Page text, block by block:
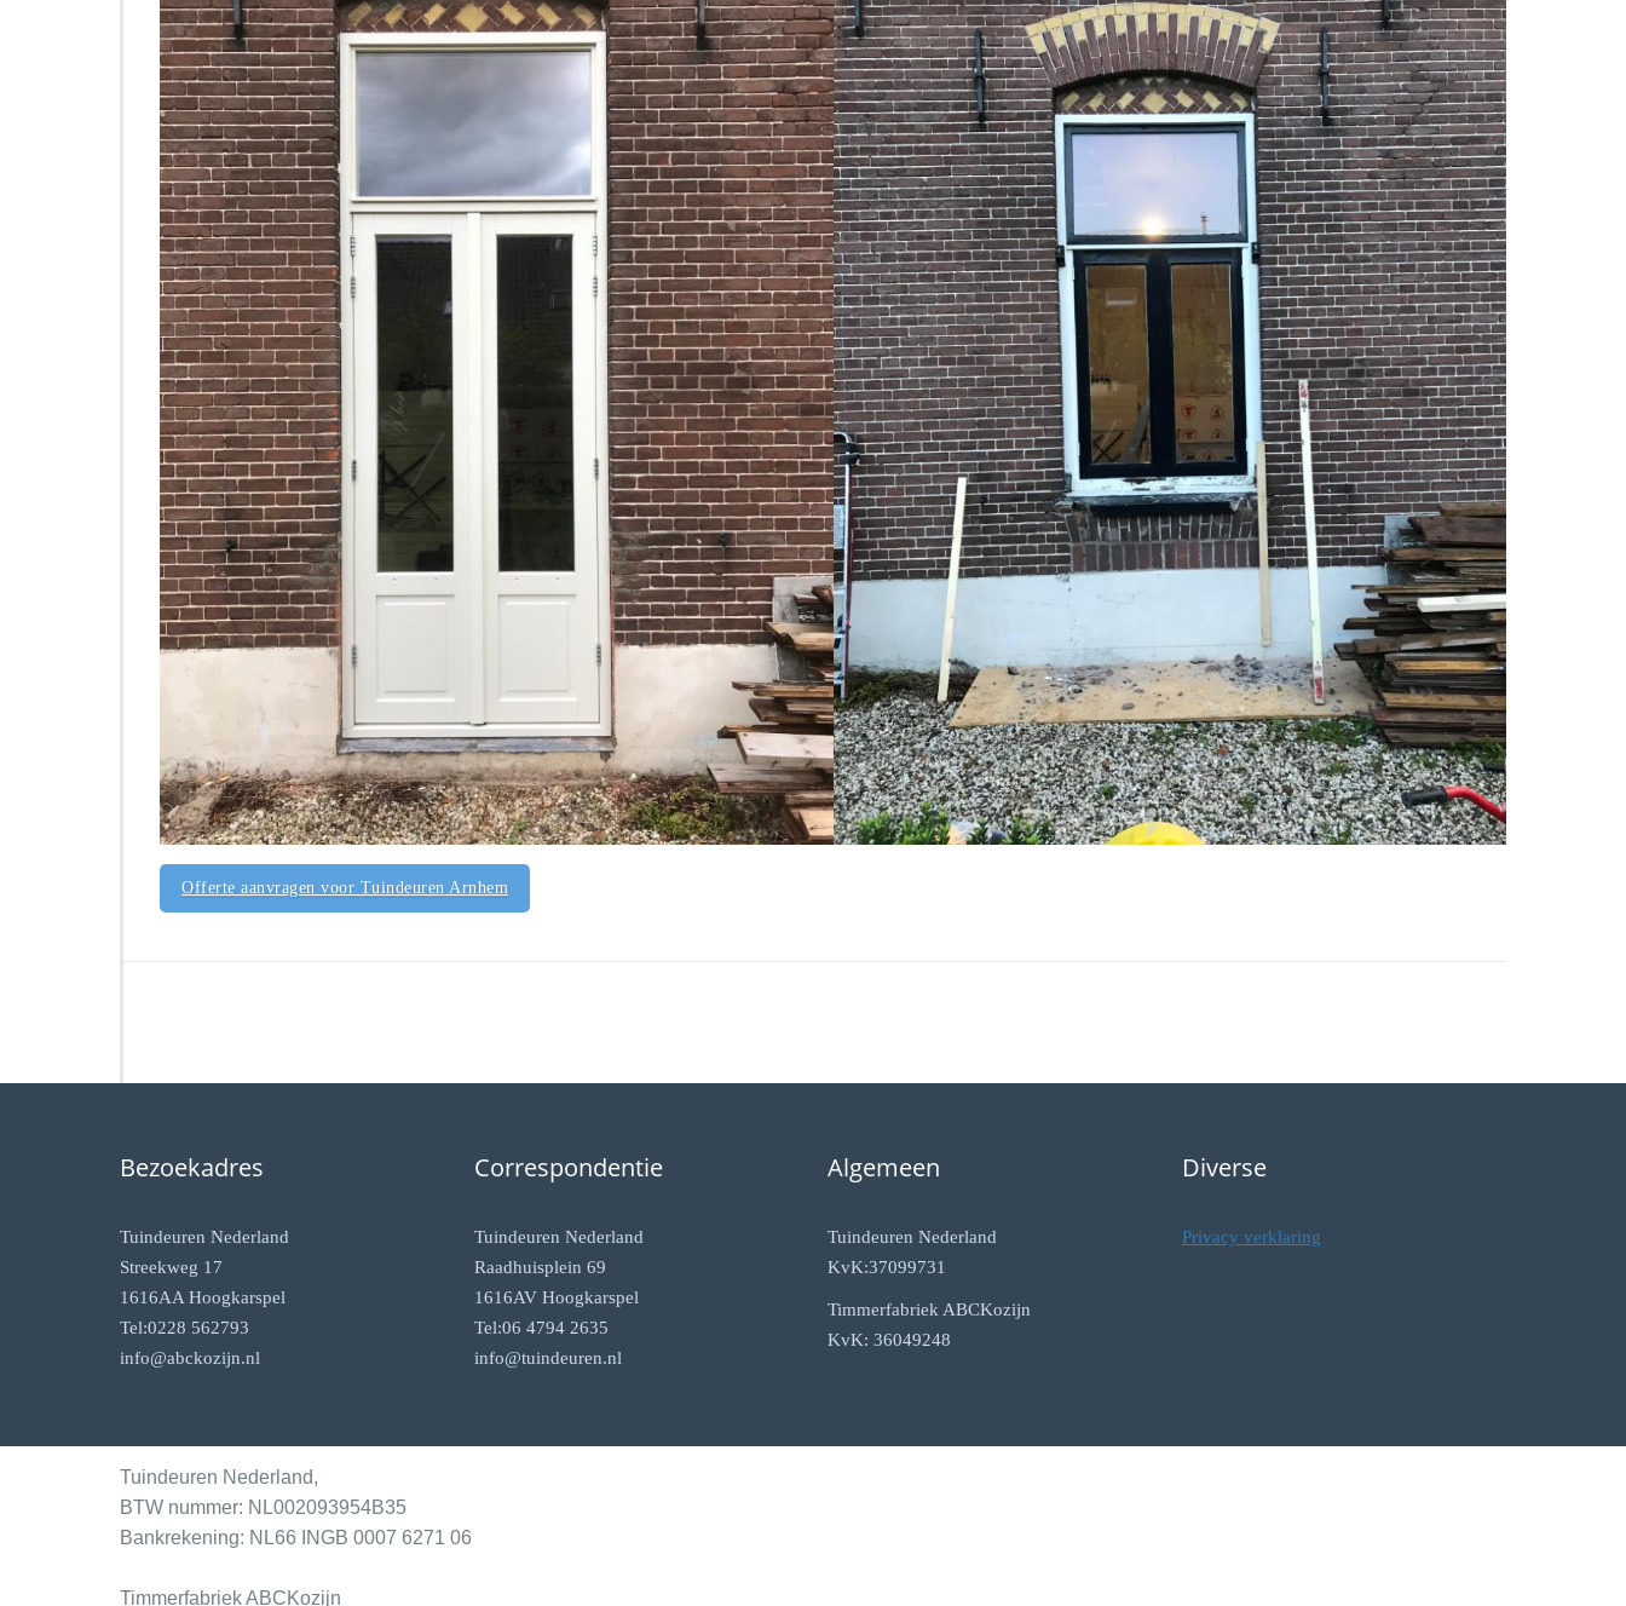
Offerte aanvragen voor Tuindeuren Arnhem
Bezoekadres
Tuindeuren Nederland
Streekweg 17
1616AA Hoogkarspel
Tel:0228 562793
info@abckozijn.nl
Correspondentie
Tuindeuren Nederland
Raadhuisplein 69
1616AV Hoogkarspel
Tel:06 4794 2635
info@tuindeuren.nl
Algemeen
Tuindeuren Nederland
KvK:37099731
Timmerfabriek ABCKozijn
KvK: 36049248
Diverse
Privacy verklaring
Tuindeuren Nederland,
BTW nummer: NL002093954B35
Bankrekening: NL66 INGB 0007 6271 06
Timmerfabriek ABCKozijn